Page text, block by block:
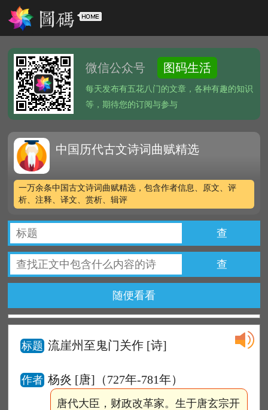
微信公众号 图码生活
每天发布有五花八门的文章，各种有趣的知识
等，期待您的订阅与参与
中国历代古文诗词曲赋精选
一万余条中国古文诗词曲赋精选，包含作者信息、原文、评
析、注释、译文、赏析、辑评
查
查
随便看看
标题 流崖州至鬼门关作 [诗]
作者 杨炎 [唐]（727年-781年）
唐代大臣，财政改革家。生于唐玄宗开